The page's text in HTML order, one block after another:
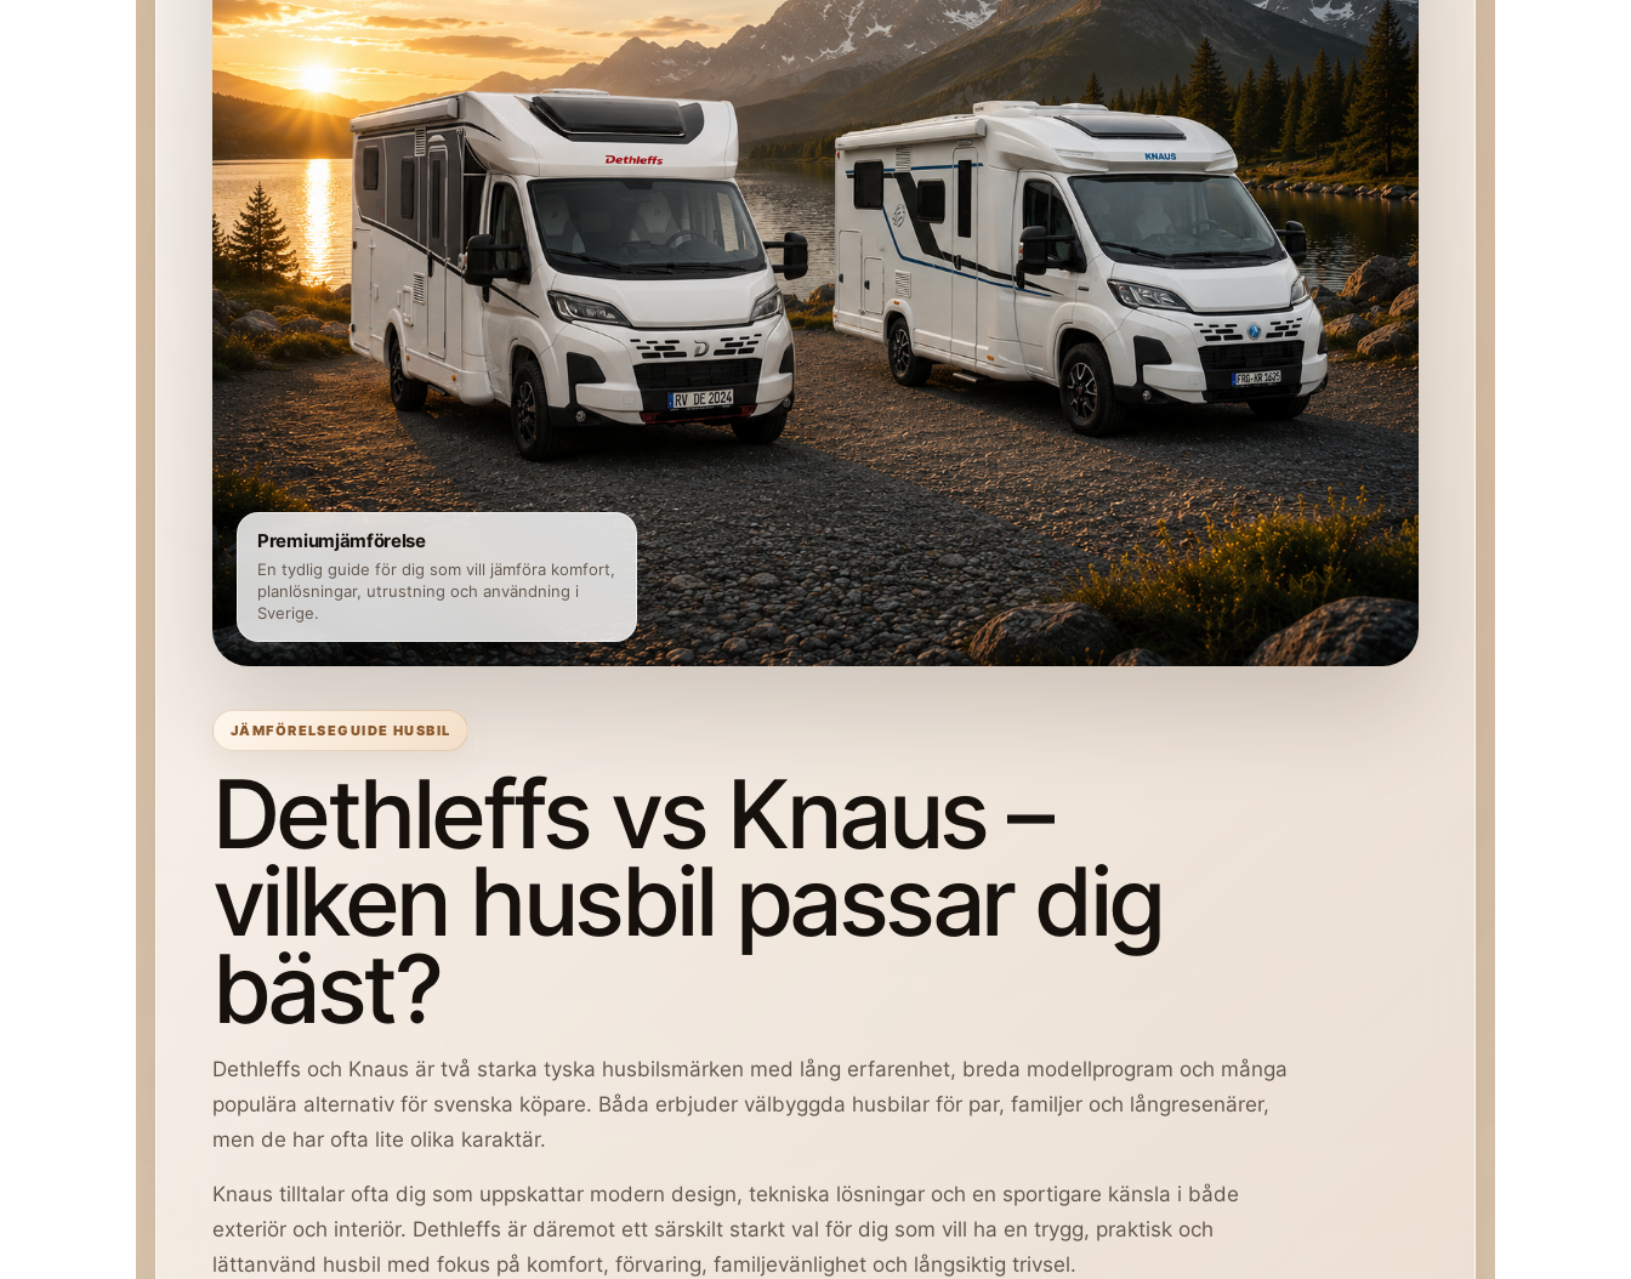
JÄMFÖRELSEGUIDE HUSBIL
Dethleffs vs Knaus –
vilken husbil passar dig
bäst?
Dethleffs och Knaus är två starka tyska husbilsmärken med lång erfarenhet, breda modellprogram och många
populära alternativ för svenska köpare. Båda erbjuder välbyggda husbilar för par, familjer och långresenärer,
men de har ofta lite olika karaktär.
Knaus tilltalar ofta dig som uppskattar modern design, tekniska lösningar och en sportigare känsla i både
exteriör och interiör. Dethleffs är däremot ett särskilt starkt val för dig som vill ha en trygg, praktisk och
lättanvänd husbil med fokus på komfort, förvaring, familjevänlighet och långsiktig trivsel.
Premiumjämförelse
En tydlig guide för dig som vill jämföra komfort,
planlösningar, utrustning och användning i
Sverige.